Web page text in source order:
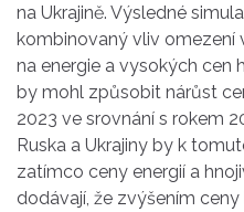
na Ukrajině. Výsledné
kombinovaný vliv omezení
na energie a vysokých cen
by mohl způsobit nárůst
2023 ve srovnání s rokem
Ruska a Ukrajiny by k
zatímco ceny energií a
dodávají, že zvýšením ceny